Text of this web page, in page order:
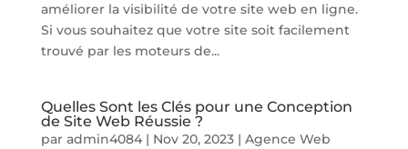
améliorer la visibilité de votre site web en ligne.
Si vous souhaitez que votre site soit facilement
trouvé par les moteurs de...
Quelles Sont les Clés pour une Conception
de Site Web Réussie ?
par admin4084| Nov 20, 2023| Agence Web